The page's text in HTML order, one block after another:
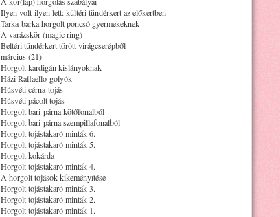
Ilyen volt-ilyen lett: kültéri tündérkert az előkertben
Tarka-barka horgolt poncsó gyermekeknek
A varázskör (magic ring)
Beltéri tündérkert törött virágcserépből
március (21)
Horgolt kardigán kislányoknak
Házi Raffaello-golyók
Húsvéti cérna-tojás
Húsvéti pácolt tojás
Horgolt bari-párna kötőfonalból
Horgolt bari-párna szempillafonalból
Horgolt tojástakaró minták 6.
Horgolt tojástakaró minták 5.
Horgolt kokárda
Horgolt tojástakaró minták 4.
A horgolt tojások kikeményítése
Horgolt tojástakaró minták 3.
Horgolt tojástakaró minták 2.
Horgolt tojástakaró minták 1.